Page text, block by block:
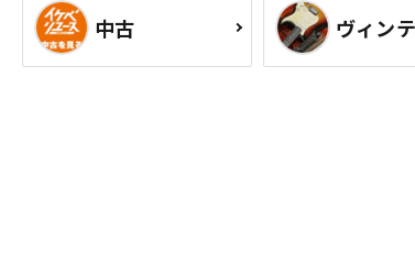
中古 ヴィン